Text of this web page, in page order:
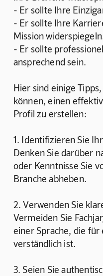
- Er sollte Ihre
- Er sollte Ihre
Mission
- Er sollte
ansprechend sein.
Hier sind einige
können, einen
Profil zu erstellen:
1. Identifizieren Sie
Denken Sie darüber
oder Kenntnisse Sie
Branche abheben.
2. Verwenden Sie
Vermeiden Sie
einer Sprache, die
verständlich ist.
3. Seien Sie